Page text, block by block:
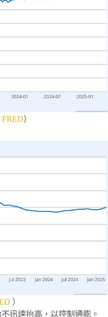
FRED）
）
迅速抬高，以控制通膨。